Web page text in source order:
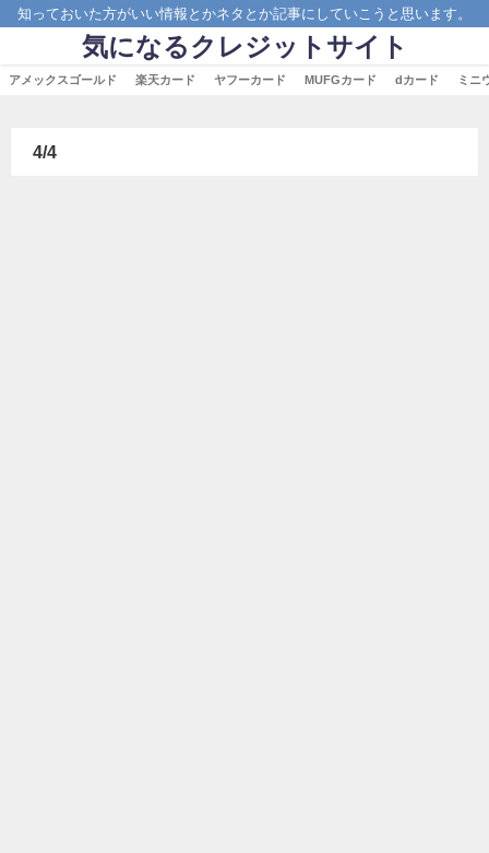
知っておいた方がいい情報とかネタとか記事にしていこうと思います。
気になるクレジットサイト
アメックスゴールド 楽天カード ヤフーカード MUFGカード dカード ミニ
4/4